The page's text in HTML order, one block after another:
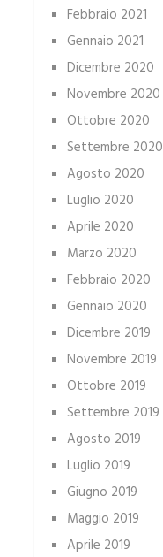
Febbraio 2021
Gennaio 2021
Dicembre 2020
Novembre 2020
Ottobre 2020
Settembre 2020
Agosto 2020
Luglio 2020
Aprile 2020
Marzo 2020
Febbraio 2020
Gennaio 2020
Dicembre 2019
Novembre 2019
Ottobre 2019
Settembre 2019
Agosto 2019
Luglio 2019
Giugno 2019
Maggio 2019
Aprile 2019